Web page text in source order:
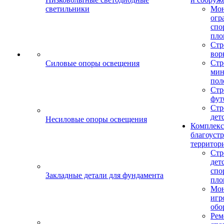
светильники
Силовые опоры освещения
Несиловые опоры освещения
Закладные детали для фундамента